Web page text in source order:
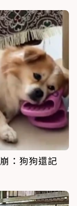
：狗狗還記